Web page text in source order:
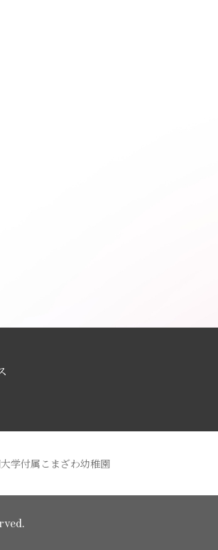
学付属こまざわ幼稚園